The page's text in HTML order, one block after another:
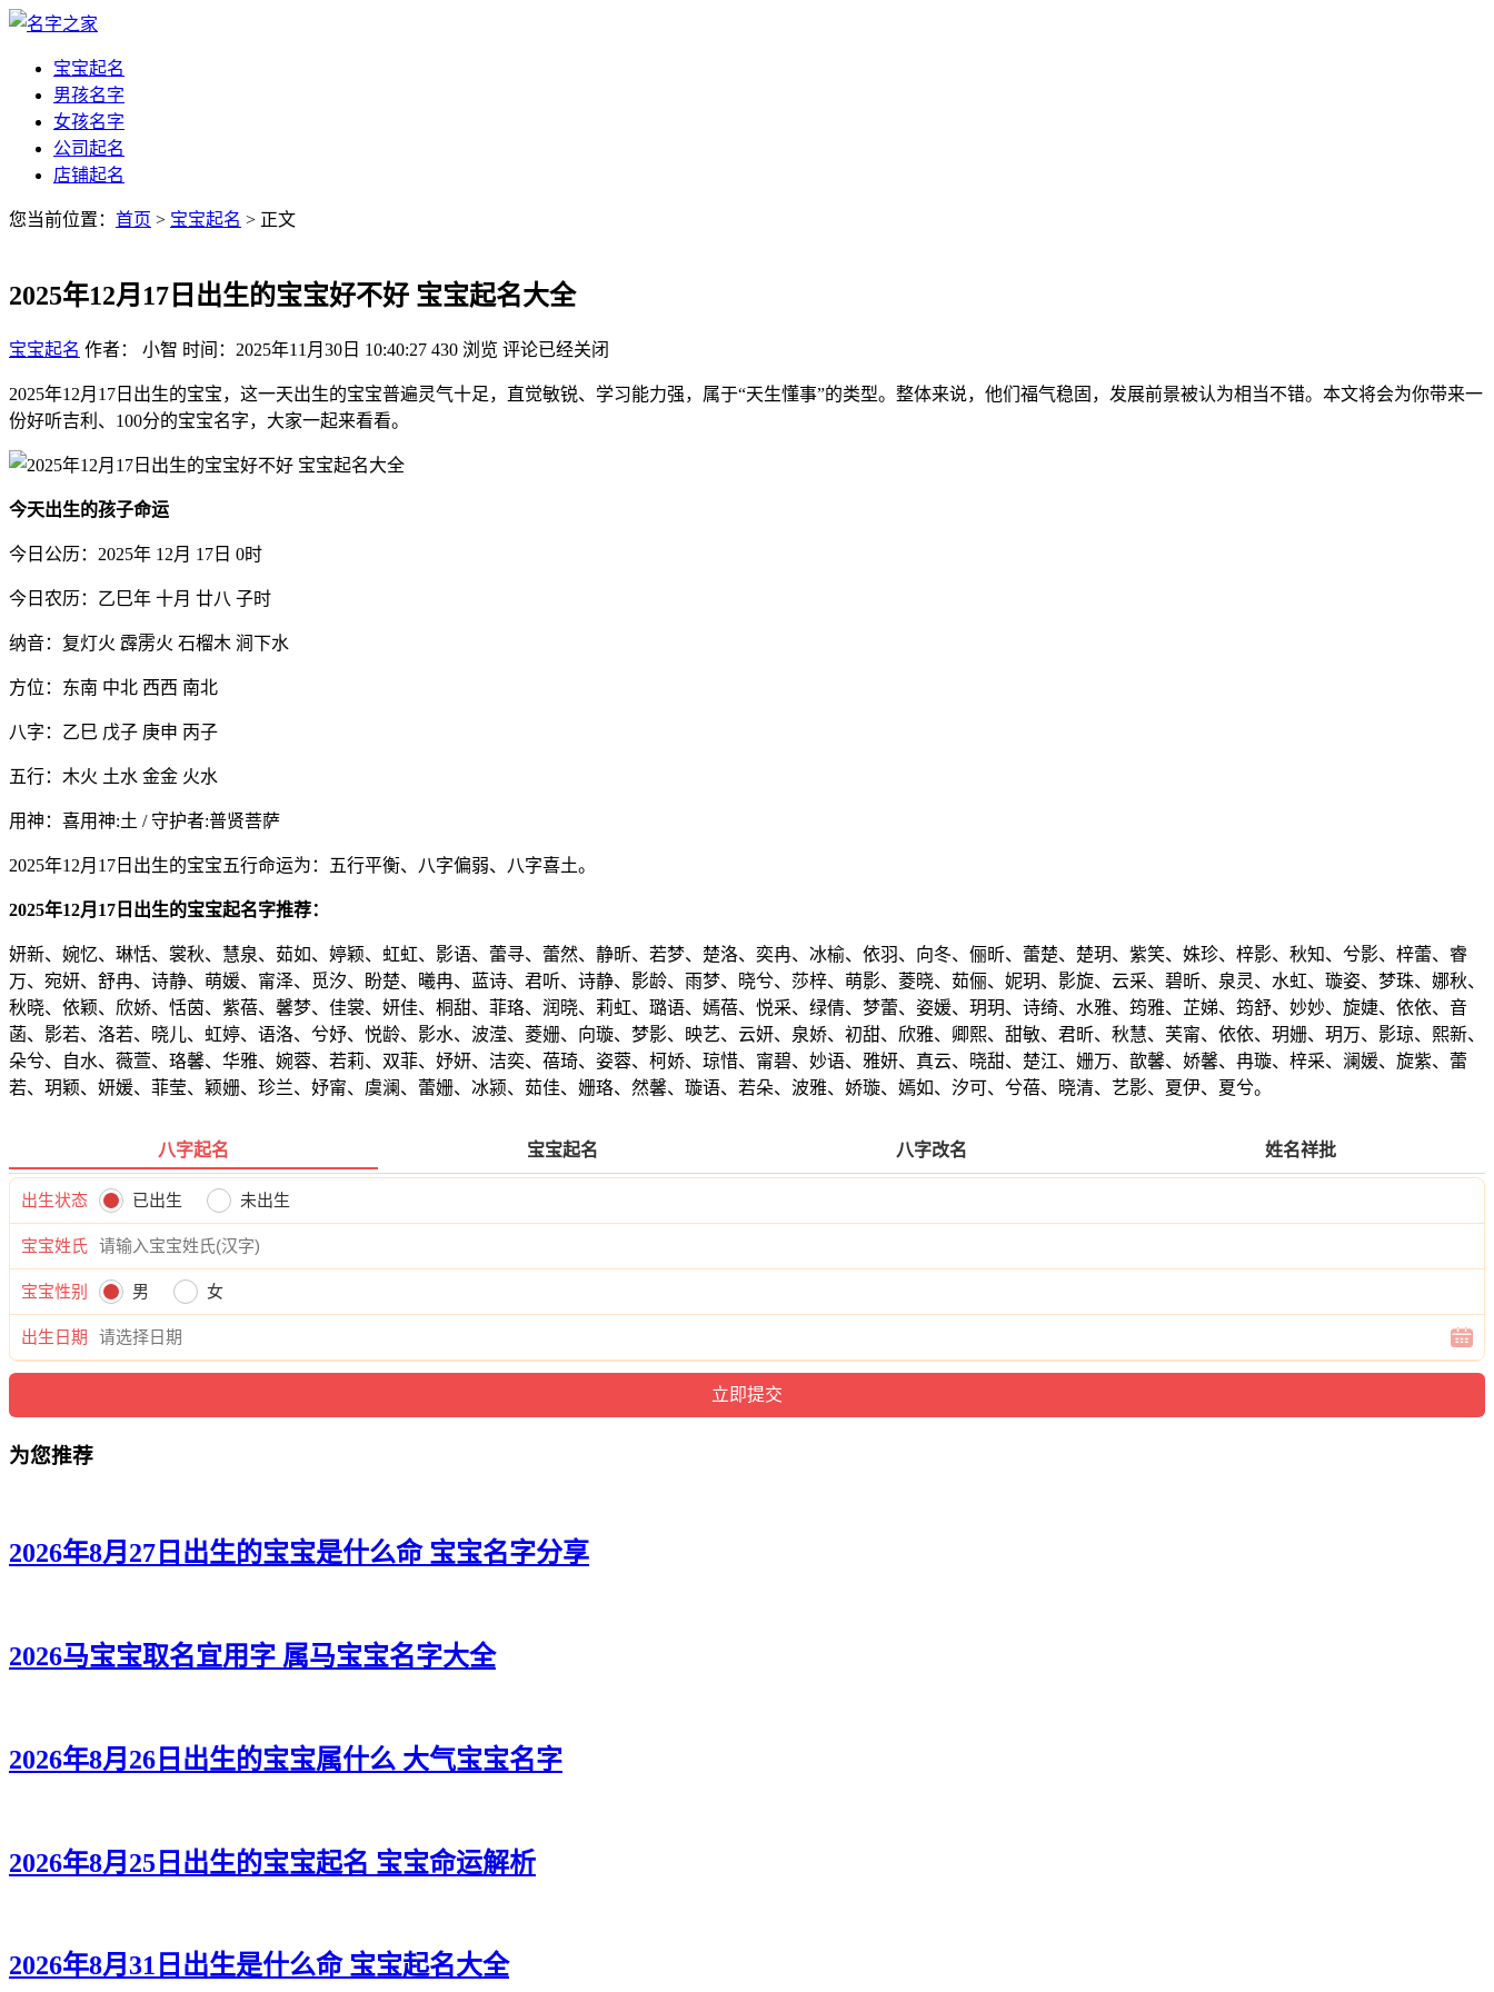
宝宝起名
男孩名字
女孩名字
公司起名
店铺起名
您当前位置： 首页 > 宝宝起名 > 正文
2025年12月17日出生的宝宝好不好 宝宝起名大全
宝宝起名 作者： 小智 时间：2025年11月30日 10:40:27 430 浏览 评论已经关闭
2025年12月17日出生的宝宝，这一天出生的宝宝普遍灵气十足，直觉敏锐、学习能力强，属于“天生懂事”的类型。整体来说，他们福气稳固，发展前景被认为相当不错。本文将会为你带来一
份好听吉利、100分的宝宝名字，大家一起来看看。
今天出生的孩子命运
今日公历：2025年 12月 17日 0时
今日农历：乙巳年 十月 廿八 子时
纳音：复灯火 霹雳火 石榴木 涧下水
方位：东南 中北 西西 南北
八字：乙巳 戊子 庚申 丙子
五行：木火 土水 金金 火水
用神：喜用神:土 / 守护者:普贤菩萨
2025年12月17日出生的宝宝五行命运为：五行平衡、八字偏弱、八字喜土。
2025年12月17日出生的宝宝起名字推荐：
妍新、婉忆、琳恬、裳秋、慧泉、茹如、婷颖、虹虹、影语、蕾寻、蕾然、静昕、若梦、楚洛、奕冉、冰榆、依羽、向冬、俪昕、蕾楚、楚玥、紫笑、姝珍、梓影、秋知、兮影、梓蕾、睿
万、宛妍、舒冉、诗静、萌媛、甯泽、觅汐、盼楚、曦冉、蓝诗、君听、诗静、影龄、雨梦、晓兮、莎梓、萌影、菱晓、茹俪、妮玥、影旋、云采、碧昕、泉灵、水虹、璇姿、梦珠、娜秋、
秋晓、依颖、欣娇、恬茵、紫蓓、馨梦、佳裳、妍佳、桐甜、菲珞、润晓、莉虹、璐语、嫣蓓、悦采、绿倩、梦蕾、姿媛、玥玥、诗绮、水雅、筠雅、芷娣、筠舒、妙妙、旋婕、依依、音
菡、影若、洛若、晓儿、虹婷、语洛、兮妤、悦龄、影水、波滢、菱姗、向璇、梦影、映艺、云妍、泉娇、初甜、欣雅、卿熙、甜敏、君昕、秋慧、芙甯、依依、玥姗、玥万、影琼、熙新、
朵兮、自水、薇萱、珞馨、华雅、婉蓉、若莉、双菲、妤妍、洁奕、蓓琦、姿蓉、柯娇、琼惜、甯碧、妙语、雅妍、真云、晓甜、楚江、姗万、歆馨、娇馨、冉璇、梓采、澜媛、旋紫、蕾
若、玥颖、妍媛、菲莹、颖姗、珍兰、妤甯、虞澜、蕾姗、冰颍、茹佳、姗珞、然馨、璇语、若朵、波雅、娇璇、嫣如、汐可、兮蓓、晓清、艺影、夏伊、夏兮。
八字起名 宝宝起名 八字改名 姓名祥批
出生状态 已出生 未出生
宝宝姓氏
宝宝性别 男 女
出生日期
为您推荐
2026年8月27日出生的宝宝是什么命 宝宝名字分享
2026马宝宝取名宜用字 属马宝宝名字大全
2026年8月26日出生的宝宝属什么 大气宝宝名字
2026年8月25日出生的宝宝起名 宝宝命运解析
2026年8月31日出生是什么命 宝宝起名大全